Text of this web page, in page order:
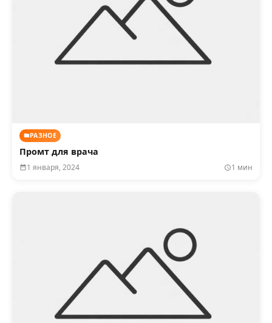
РАЗНОЕ
Промт для врача
1 января, 2024 1 мин